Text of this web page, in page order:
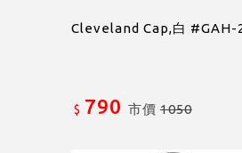
Cleveland Cap,白 #GAH-
$ 790 市價1050